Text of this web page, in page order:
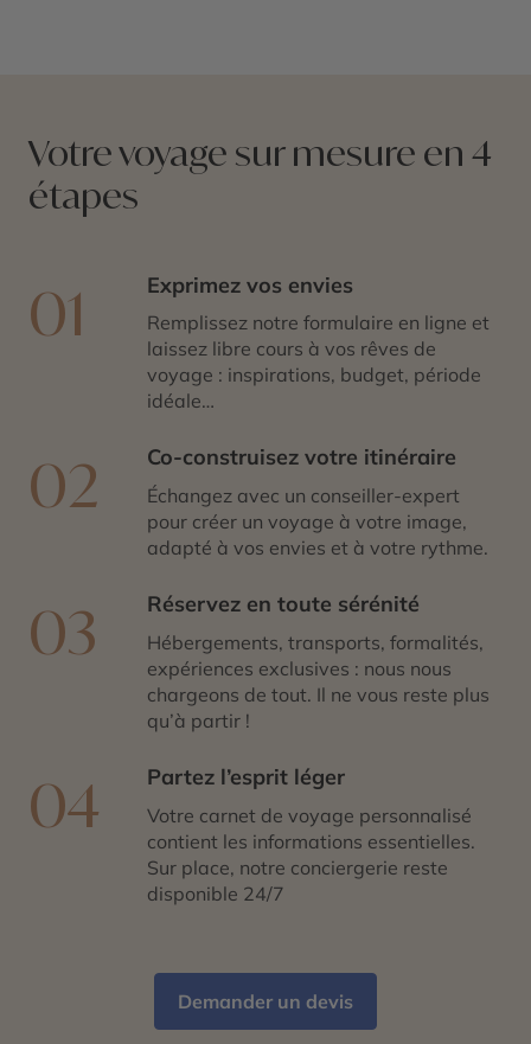
Votre voyage sur mesure en 4
étapes
01 Exprimez vos envies
Remplissez notre formulaire en ligne et
laissez libre cours à vos rêves de
voyage : inspirations, budget, période
idéale…
02 Co-construisez votre itinéraire
Échangez avec un conseiller-expert
pour créer un voyage à votre image,
adapté à vos envies et à votre rythme.
03 Réservez en toute sérénité
Hébergements, transports, formalités,
expériences exclusives : nous nous
chargeons de tout. Il ne vous reste plus
qu’à partir !
04 Partez l’esprit léger
Votre carnet de voyage personnalisé
contient les informations essentielles.
Sur place, notre conciergerie reste
disponible 24/7
Demander un devis